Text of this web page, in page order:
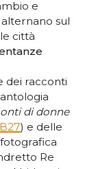
e
sul
città
dei racconti
di donne
) e delle
Re